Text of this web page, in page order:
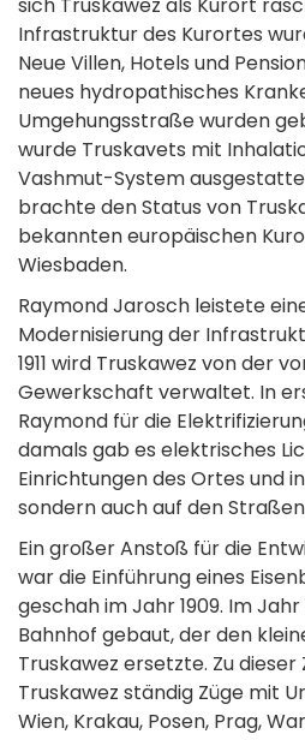
sich Truskawez als Kurort
Infrastruktur des Kurortes
Neue Villen, Hotels und
neues hydropathisches
Umgehungsstraße wurden
wurde Truskavets mit
Vashmut-System
brachte den Status von
bekannten europäischen
Wiesbaden.
Raymond Jarosch leistete
Modernisierung der
1911 wird Truskawez von der
Gewerkschaft verwaltet. In
Raymond für die
damals gab es elektrisches
Einrichtungen des Ortes und
sondern auch auf den
Ein großer Anstoß für die
war die Einführung eines
geschah im Jahr 1909. Im Jahr
Bahnhof gebaut, der den
Truskawez ersetzte. Zu dieser
Truskawez ständig Züge mit
Wien, Krakau, Posen, Prag,